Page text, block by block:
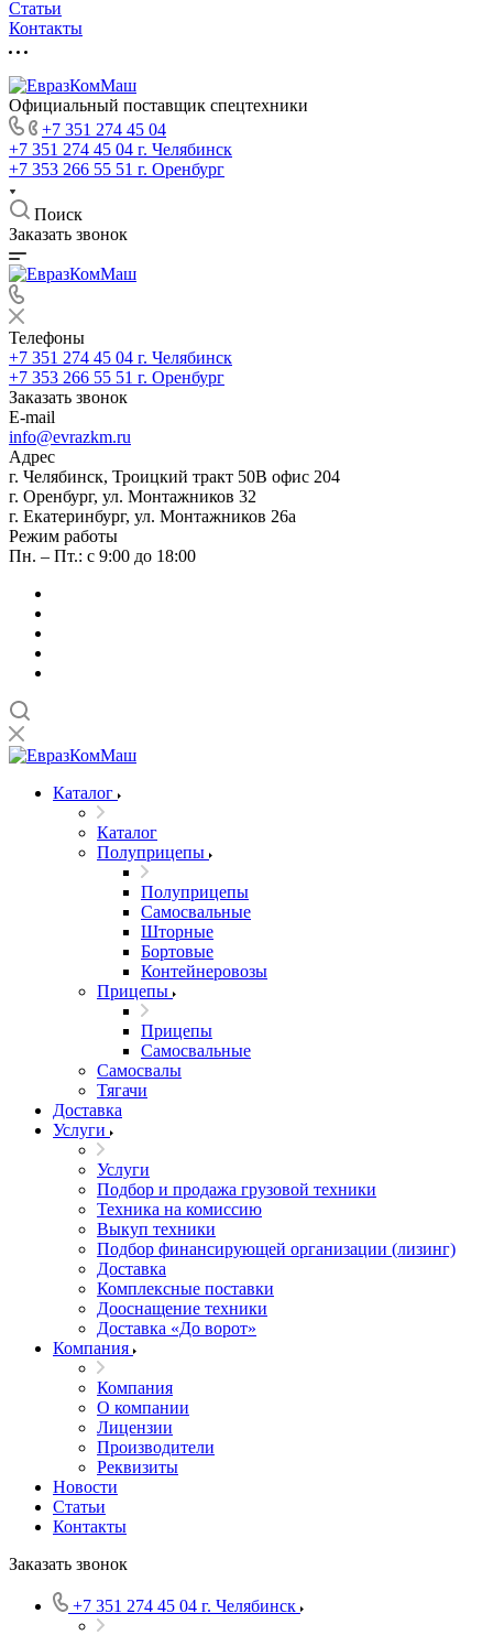
Статьи
Контакты
Официальный поставщик спецтехники
+7 351 274 45 04
+7 351 274 45 04 г. Челябинск
+7 353 266 55 51 г. Оренбург
Поиск
Заказать звонок
Телефоны
+7 351 274 45 04 г. Челябинск
+7 353 266 55 51 г. Оренбург
Заказать звонок
E-mail
info@evrazkm.ru
Адрес
г. Челябинск, Троицкий тракт 50В офис 204
г. Оренбург, ул. Монтажников 32
г. Екатеринбург, ул. Монтажников 26а
Режим работы
Пн. – Пт.: с 9:00 до 18:00
Каталог
Каталог
Полуприцепы
Полуприцепы
Самосвальные
Шторные
Бортовые
Контейнеровозы
Прицепы
Прицепы
Самосвальные
Самосвалы
Тягачи
Доставка
Услуги
Услуги
Подбор и продажа грузовой техники
Техника на комиссию
Выкуп техники
Подбор финансирующей организации (лизинг)
Доставка
Комплексные поставки
Дооснащение техники
Доставка «До ворот»
Компания
Компания
О компании
Лицензии
Производители
Реквизиты
Новости
Статьи
Контакты
Заказать звонок
+7 351 274 45 04 г. Челябинск